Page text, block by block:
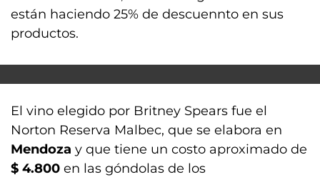
están haciendo 25% de descuennto en sus
productos.
El vino elegido por Britney Spears fue el
Norton Reserva Malbec, que se elabora en
Mendoza y que tiene un costo aproximado de
$ 4.800 en las góndolas de los